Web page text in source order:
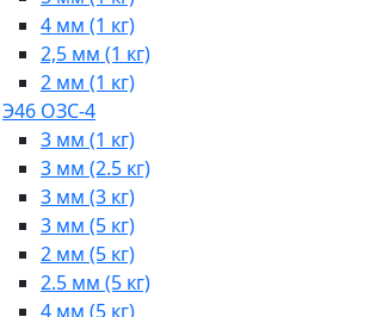
4 мм (1 кг)
2,5 мм (1 кг)
2 мм (1 кг)
Э46 ОЗС-4
3 мм (1 кг)
3 мм (2.5 кг)
3 мм (3 кг)
3 мм (5 кг)
2 мм (5 кг)
2.5 мм (5 кг)
4 мм (5 кг)